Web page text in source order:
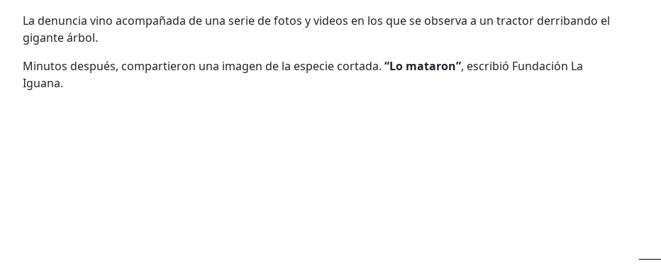
La denuncia vino acompañada de una serie de fotos y videos en los que se observa a un tractor derribando el
gigante árbol.
Minutos después, compartieron una imagen de la especie cortada. “Lo mataron”, escribió Fundación La
Iguana.